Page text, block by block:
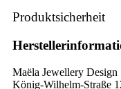
Produktsicherheit
Maëla Jewellery Design
König-Wilhelm-Straße